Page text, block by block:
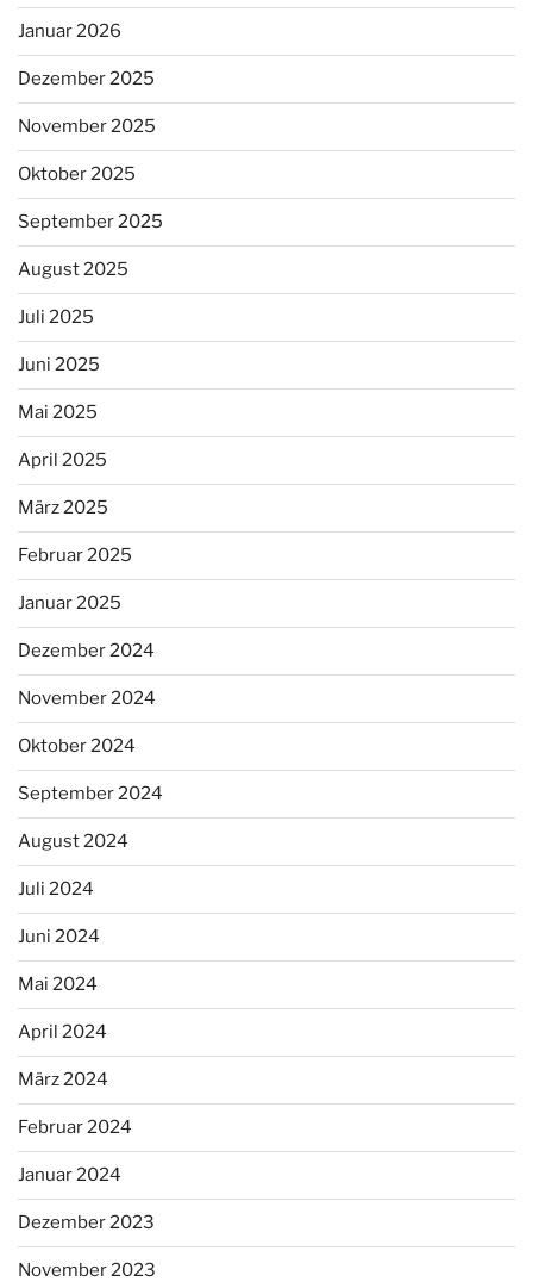
Januar 2026
Dezember 2025
November 2025
Oktober 2025
September 2025
August 2025
Juli 2025
Juni 2025
Mai 2025
April 2025
März 2025
Februar 2025
Januar 2025
Dezember 2024
November 2024
Oktober 2024
September 2024
August 2024
Juli 2024
Juni 2024
Mai 2024
April 2024
März 2024
Februar 2024
Januar 2024
Dezember 2023
November 2023